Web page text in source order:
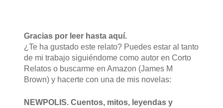
Gracias por leer hasta aquí.
¿Te ha gustado este relato? Puedes estar al tanto
de mi trabajo siguiéndome como autor en Corto
Relatos o buscarme en Amazon (James M
Brown) y hacerte con una de mis novelas:
NEWPOLIS. Cuentos, mitos, leyendas y